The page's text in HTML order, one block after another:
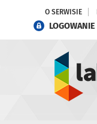
O SERWISIE
LOGOWANIE